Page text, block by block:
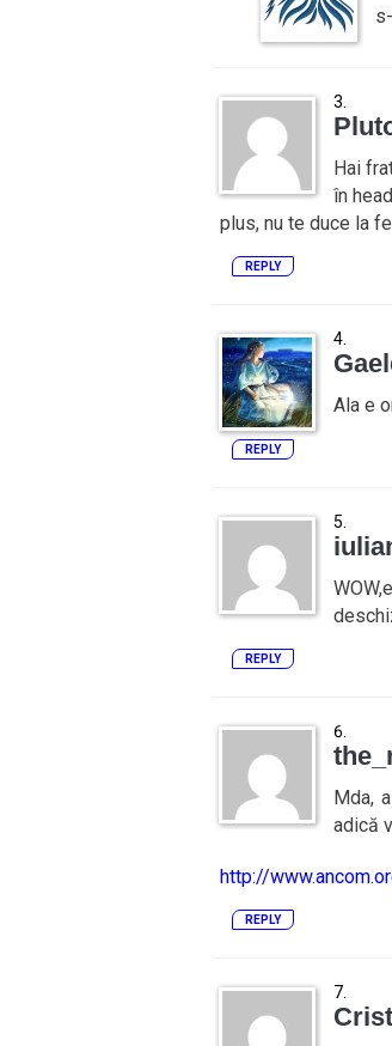
Hai
în
plus, nu te duce la
REPLY
Ala e
REPLY
REPLY
Mda,
adică
http://
REPLY